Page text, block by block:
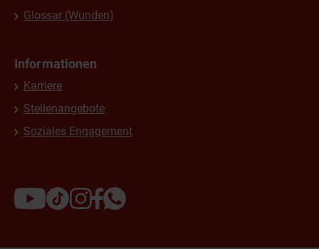
Glossar (Wunden)
Informationen
Karriere
Stellenangebote
Soziales Engagement